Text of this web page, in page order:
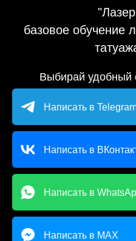
базовое обучение
Выбирай удобный
Написать в
Написать в
Написать в
Написать в MAX